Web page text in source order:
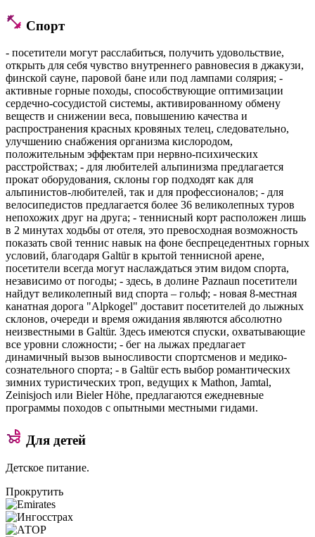
Спорт
- посетители могут расслабиться, получить удовольствие,
открыть для себя чувство внутреннего равновесия в джакузи,
финской сауне, паровой бане или под лампами солярия; -
активные горные походы, способствующие оптимизации
сердечно-сосудистой системы, активированному обмену
веществ и снижении веса, повышению качества и
распространения красных кровяных телец, следовательно,
улучшению снабжения организма кислородом,
положительным эффектам при нервно-психических
расстройствах; - для любителей альпинизма предлагается
прокат оборудования, склоны гор подходят как для
альпинистов-любителей, так и для профессионалов; - для
велосипедистов предлагается более 36 великолепных туров
непохожих друг на друга; - теннисный корт расположен лишь
в 2 минутах ходьбы от отеля, это превосходная возможность
показать свой теннис навык на фоне беспрецедентных горных
условий, благодаря Galtür в крытой теннисной арене,
посетители всегда могут наслаждаться этим видом спорта,
независимо от погоды; - здесь, в долине Paznaun посетители
найдут великолепный вид спорта – гольф; - новая 8-местная
канатная дорога "Alpkogel" доставит посетителей до лыжных
склонов, очереди и время ожидания являются абсолютно
неизвестными в Galtür. Здесь имеются спуски, охватывающие
все уровни сложности; - бег на лыжах предлагает
динамичный вызов выносливости спортсменов и медико-
сознательного спорта; - в Galtür есть выбор романтических
зимних туристических троп, ведущих к Mathon, Jamtal,
Zeinisjoch или Bieler Höhe, предлагаются ежедневные
программы походов с опытными местными гидами.
Для детей
Детское питание.
Прокрутить